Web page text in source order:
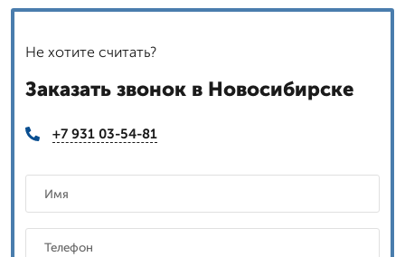
Не хотите считать?
Заказать звонок в Новосибирске
+7 931 03-54-81